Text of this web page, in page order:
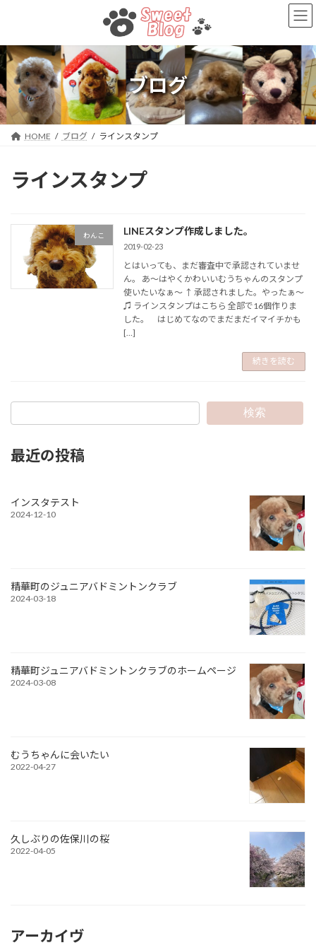
ン
ツ
ス
キ
ッ
ー
シ
ン
に
移
ブログ
HOME ブログ ラインスタンプ
ラインスタンプ
わんこ LINEスタンプ作成しました。
2019-02-23
とはいっても、まだ審査中で承認されていませ
ん。 あ～はやくかわいいむうちゃんのスタンプ
使いたいなぁ～ ↑ 承認されました。やったぁ～
♫ ラインスタンプはこちら 全部で16個作りま
した。 はじめてなのでまだまだイマイチかも
[…]
続きを読む
検索
最近の投稿
インスタテスト
2024-12-10
精華町のジュニアバドミントンクラブ
2024-03-18
精華町ジュニアバドミントンクラブのホームページ
2024-03-08
むうちゃんに会いたい
2022-04-27
久しぶりの佐保川の桜
2022-04-05
アーカイヴ